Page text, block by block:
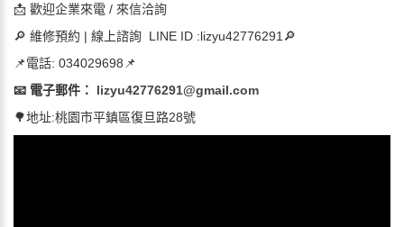
📩 歡迎企業來電 / 來信洽詢
🔎 維修預約 | 線上諮詢 LINE ID :lizyu42776291🔎
📌電話: 034029698📌
📧 電子郵件： lizyu42776291@gmail.com
🌳地址:桃園市平鎮區復旦路28號